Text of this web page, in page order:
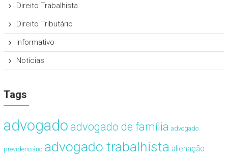
Direito Trabalhista
Direito Tributário
Informativo
Notícias
Tags
advogado advogado de família advogado
previdenciário advogado trabalhista alienação